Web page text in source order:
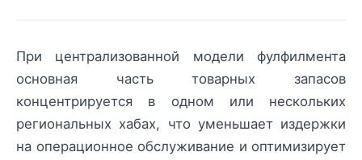
При централизованной модели фулфилмента
основная часть товарных запасов
концентрируется в одном или нескольких
региональных хабах, что уменьшает издержки
на операционное обслуживание и оптимизирует